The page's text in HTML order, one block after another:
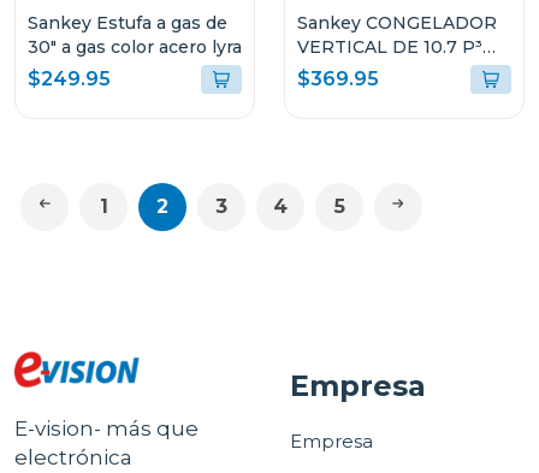
Sankey Estufa a gas de
30" a gas color acero lyra
$249.95
Sankey CONGELADOR
VERTICAL DE 10.7 P³
RFC1301
$369.95
1 2 3 4 5
E-vision- más que
electrónica
Empresa
Empresa